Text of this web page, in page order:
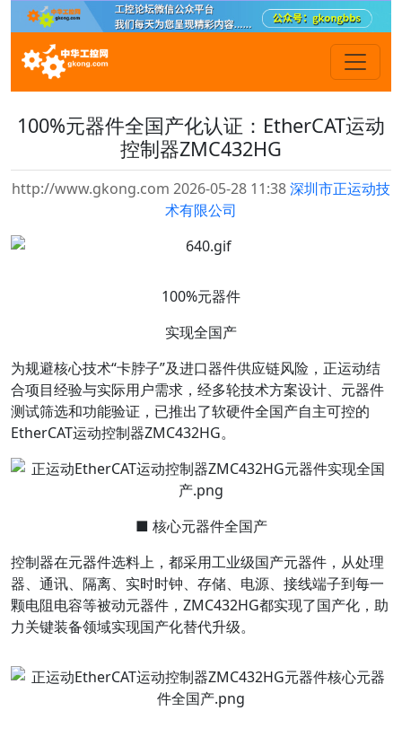
100%元器件全国产化认证：EtherCAT运动
控制器ZMC432HG
http://www.gkong.com 2026-05-28 11:38深圳市正运动技
术有限公司
100%元器件
实现全国产
为规避核心技术“卡脖子”及进口器件供应链风险，正运动结
合项目经验与实际用户需求，经多轮技术方案设计、元器件
测试筛选和功能验证，已推出了软硬件全国产自主可控的
EtherCAT运动控制器ZMC432HG。
■ 核心元器件全国产
控制器在元器件选料上，都采用工业级国产元器件，从处理
器、通讯、隔离、实时时钟、存储、电源、接线端子到每一
颗电阻电容等被动元器件，ZMC432HG都实现了国产化，助
力关键装备领域实现国产化替代升级。